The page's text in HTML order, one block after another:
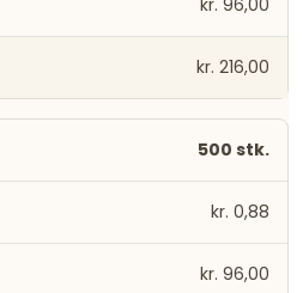
kr. 216,00
500 stk.
kr. 0,88
kr. 96,00